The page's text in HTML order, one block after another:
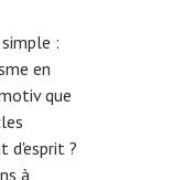
:
en
que
d'esprit ?
à